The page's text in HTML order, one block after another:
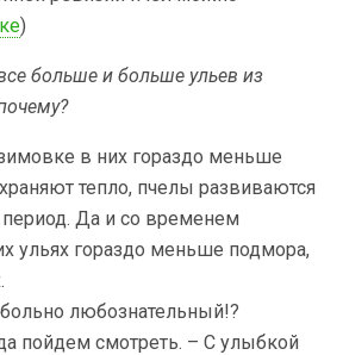
)
больше и больше ульев из
в них гораздо меньше
тепло, пчелы развиваются
Да и со временем
ульях гораздо меньше подмора,
любознательный!?
пойдем смотреть. – С улыбкой